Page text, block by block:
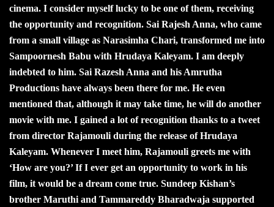
cinema. I consider myself lucky to be one of them, receiving
the opportunity and recognition. Sai Rajesh Anna, who came
from a small village as Narasimha Chari, transformed me into
Sampoornesh Babu with Hrudaya Kaleyam. I am deeply
indebted to him. Sai Razesh Anna and his Amrutha
Productions have always been there for me. He even
mentioned that, although it may take time, he will do another
movie with me. I gained a lot of recognition thanks to a tweet
from director Rajamouli during the release of Hrudaya
Kaleyam. Whenever I meet him, Rajamouli greets me with
‘How are you?’ If I ever get an opportunity to work in his
film, it would be a dream come true. Sundeep Kishan’s
brother Maruthi and Tammareddy Bharadwaja supported